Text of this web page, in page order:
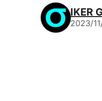
IKER
2023/